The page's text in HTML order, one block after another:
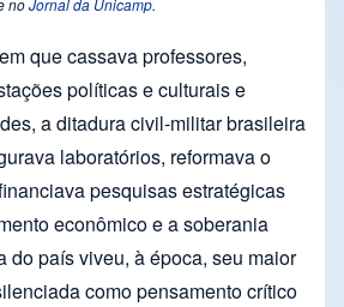
noJornal da Unicamp.
que cassava professores,
políticas e culturais e
a ditadura civil-militar brasileira
laboratórios, reformava o
pesquisas estratégicas
econômico e a soberania
do país viveu, à época, seu maior
como pensamento crítico